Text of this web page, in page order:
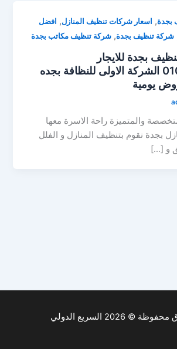
بجدة, اسعار شركات تنظيف المنازل, افضل
شركة تنظيف بجدة,شركة تنظيف مكاتب بجدة
بجدة للايجار
01063997733 الشركة الاولى للنظافة بجده
يومية
والمتميزة راحة الاسرة معها
بجدة نقوم بتنظيف المنازل و الفلل
و […]
© 2026 السريع الدولي